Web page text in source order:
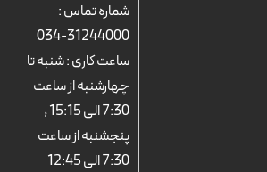
شماره تماس :
31244000-034
ساعت کاری : شنبه تا
چهارشنبه از ساعت
7:30 الی 15:15 ,
پنجشنبه از ساعت
7:30 الی 12:45